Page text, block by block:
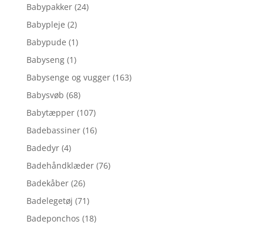
Babypakker (24)
Babypleje (2)
Babypude (1)
Babyseng (1)
Babysenge og vugger (163)
Babysvøb (68)
Babytæpper (107)
Badebassiner (16)
Badedyr (4)
Badehåndklæder (76)
Badekåber (26)
Badelegetøj (71)
Badeponchos (18)